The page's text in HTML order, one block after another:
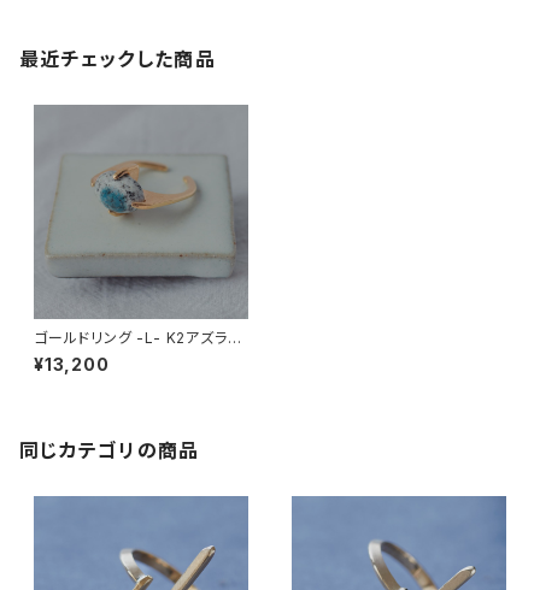
最近チェックした商品
ゴールドリング -L- K2アズライ
ト
¥13,200
同じカテゴリの商品